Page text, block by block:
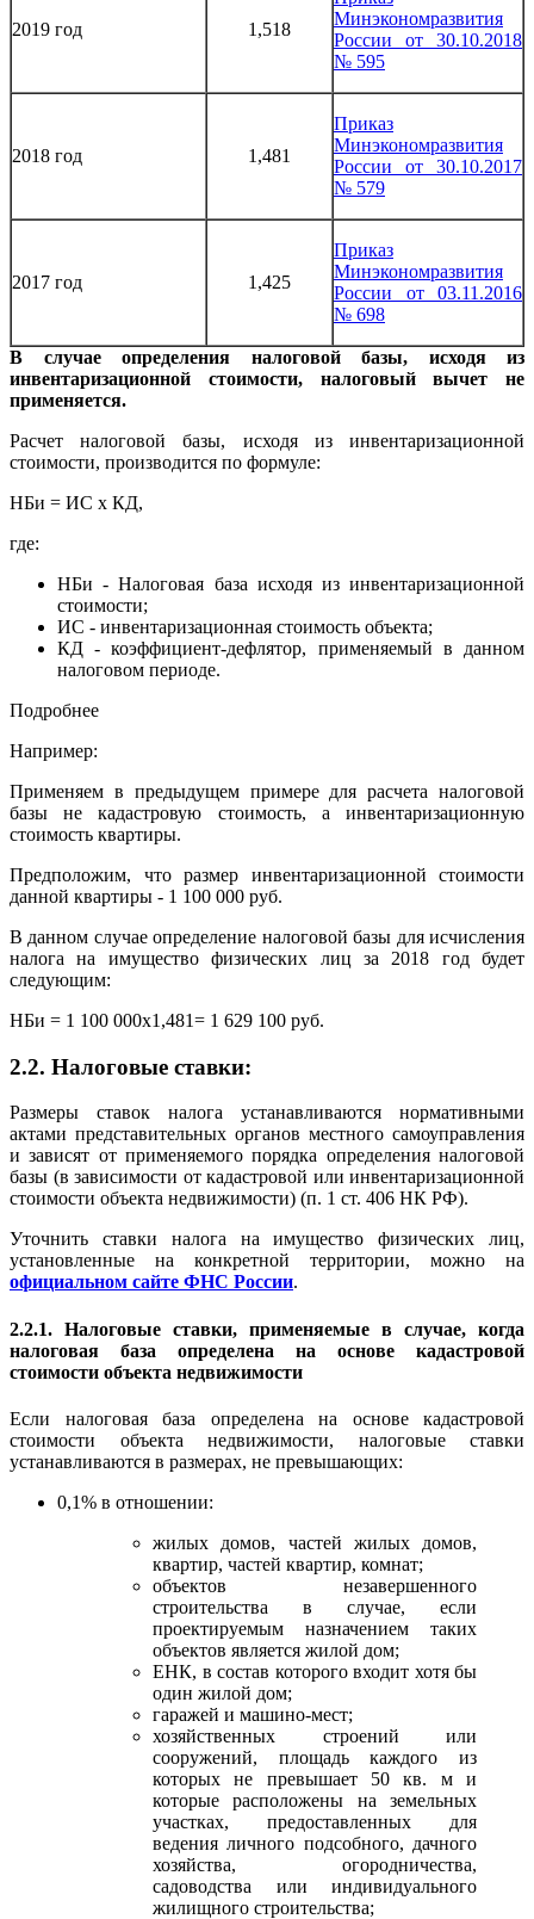
2019 год 1,518
Минэкономразвития
России от 30.10.2018
№ 595
2018 год 1,481
Приказ
Минэкономразвития
России от 30.10.2017
№ 579
2017 год 1,425
Приказ
Минэкономразвития
России от 03.11.2016
№ 698
В случае определения налоговой базы, исходя из
инвентаризационной стоимости, налоговый вычет не
применяется.
Расчет налоговой базы, исходя из инвентаризационной
стоимости, производится по формуле:
НБи = ИС х КД,
где:
НБи - Налоговая база исходя из инвентаризационной
стоимости;
ИС - инвентаризационная стоимость объекта;
КД - коэффициент-дефлятор, применяемый в данном
налоговом периоде.
Подробнее
Например:
Применяем в предыдущем примере для расчета налоговой
базы не кадастровую стоимость, а инвентаризационную
стоимость квартиры.
Предположим, что размер инвентаризационной стоимости
данной квартиры - 1 100 000 руб.
В данном случае определение налоговой базы для исчисления
налога на имущество физических лиц за 2018 год будет
следующим:
НБи = 1 100 000x1,481= 1 629 100 руб.
2.2. Налоговые ставки:
Размеры ставок налога устанавливаются нормативными
актами представительных органов местного самоуправления
и зависят от применяемого порядка определения налоговой
базы (в зависимости от кадастровой или инвентаризационной
стоимости объекта недвижимости) (п. 1 ст. 406 НК РФ).
Уточнить ставки налога на имущество физических лиц,
установленные на конкретной территории, можно на
официальном сайте ФНС России.
2.2.1. Налоговые ставки, применяемые в случае, когда
налоговая база определена на основе кадастровой
стоимости объекта недвижимости
Если налоговая база определена на основе кадастровой
стоимости объекта недвижимости, налоговые ставки
устанавливаются в размерах, не превышающих:
0,1% в отношении:
жилых домов, частей жилых домов,
квартир, частей квартир, комнат;
объектов незавершенного
строительства в случае, если
проектируемым назначением таких
объектов является жилой дом;
ЕНК, в состав которого входит хотя бы
один жилой дом;
гаражей и машино-мест;
хозяйственных строений или
сооружений, площадь каждого из
которых не превышает 50 кв. м и
которые расположены на земельных
участках, предоставленных для
ведения личного подсобного, дачного
хозяйства, огородничества,
садоводства или индивидуального
жилищного строительства;